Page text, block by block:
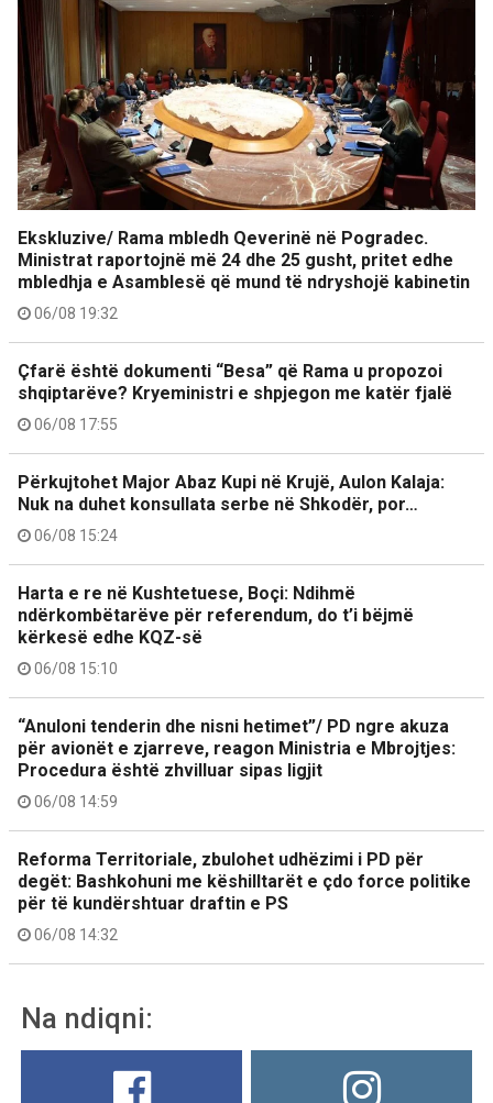
Ekskluzive/ Rama mbledh Qeverinë në Pogradec.
Ministrat raportojnë më 24 dhe 25 gusht, pritet edhe
mbledhja e Asamblesë që mund të ndryshojë kabinetin
06/08 19:32
Çfarë është dokumenti “Besa” që Rama u propozoi
shqiptarëve? Kryeministri e shpjegon me katër fjalë
06/08 17:55
Përkujtohet Major Abaz Kupi në Krujë, Aulon Kalaja:
Nuk na duhet konsullata serbe në Shkodër, por…
06/08 15:24
Harta e re në Kushtetuese, Boçi: Ndihmë
ndërkombëtarëve për referendum, do t’i bëjmë
kërkesë edhe KQZ-së
06/08 15:10
“Anuloni tenderin dhe nisni hetimet”/ PD ngre akuza
për avionët e zjarreve, reagon Ministria e Mbrojtjes:
Procedura është zhvilluar sipas ligjit
06/08 14:59
Reforma Territoriale, zbulohet udhëzimi i PD për
degët: Bashkohuni me këshilltarët e çdo force politike
për të kundërshtuar draftin e PS
06/08 14:32
Na ndiqni: